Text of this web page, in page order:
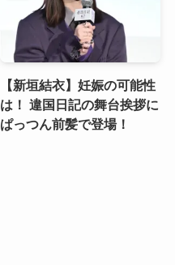
【新垣結衣】妊娠の可能性
は！ 違国日記の舞台挨拶に
ぱっつん前髪で登場！